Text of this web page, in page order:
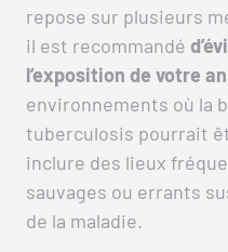
repose sur plusieurs
il est recommandé
l’exposition de votre
environnements où la
tuberculosis pourrait
inclure des lieux
sauvages ou errants
de la maladie.